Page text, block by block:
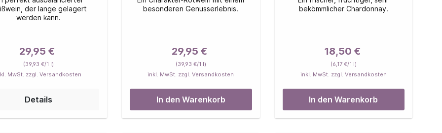
der lange gelagert
werden kann.
29,95 €
(39,93 €/1 l)
MwSt. zzgl. Versandkosten
Details
besonderen Genusserlebnis.
29,95 €
(39,93 €/1 l)
inkl. MwSt. zzgl. Versandkosten
In den Warenkorb
bekömmlicher Chardonnay.
18,50 €
(6,17 €/1 l)
inkl. MwSt. zzgl. Versandkosten
In den Warenkorb